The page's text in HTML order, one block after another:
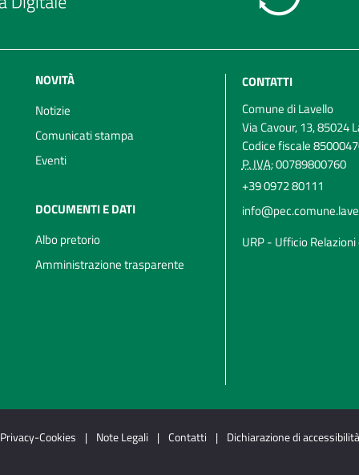
NOVITÀ
Notizie
Comunicati stampa
Eventi
DOCUMENTI E DATI
Albo pretorio
Amministrazione trasparente
CONTATTI
Comune di Lavello
Via Cavour, 13, 85024
Codice fiscale
P. IVA:00789800760
+39 0972 80111
URP - Ufficio
Privacy-Cookies | Note Legali | Contatti | Dichiarazione di accessibilità